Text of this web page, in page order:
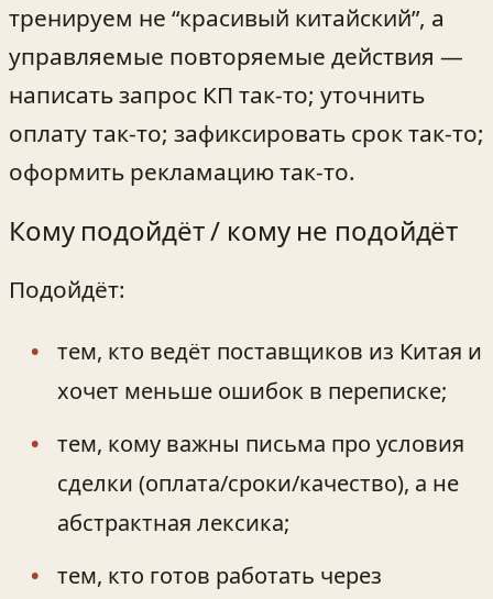
тренируем не “красивый китайский”, а
управляемые повторяемые действия —
написать запрос КП так-то; уточнить
оплату так-то; зафиксировать срок так-то;
оформить рекламацию так-то.
Кому подойдёт / кому не подойдёт
Подойдёт:
тем, кто ведёт поставщиков из Китая и
хочет меньше ошибок в переписке;
тем, кому важны письма про условия
сделки (оплата/сроки/качество), а не
абстрактная лексика;
тем, кто готов работать через